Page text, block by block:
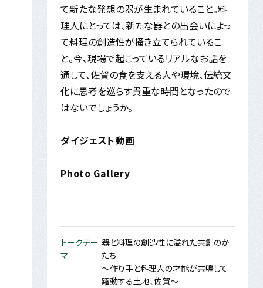
て新たな発想の器が生まれていること。料
理人にとっては、新たな器との出会いによっ
て料理の創造性が掻き立てられているこ
と。今、現場で起こっているリアルなお話を
通して、佐賀の食を支える人や環境、伝統文
化に思考を巡らす貴重な時間となったので
はないでしょうか。
ダイジェスト動画
Photo Gallery
トークテー
マ
器と料理の創造性に溢れた共創のか
たち
～作り手と料理人の才能が共鳴して
躍動する土地、佐賀～